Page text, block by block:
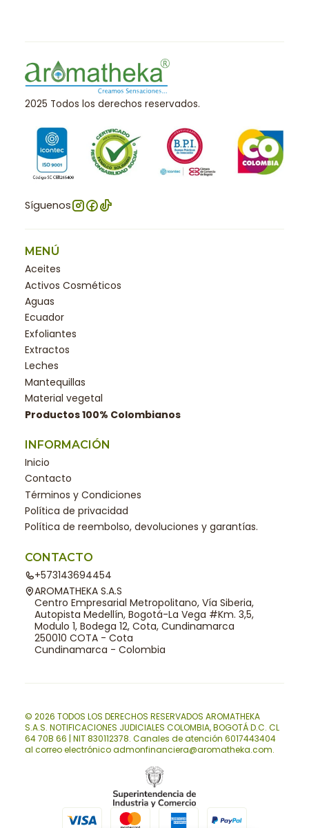
2025 Todos los derechos reservados.
Síguenos
MENÚ
Aceites
Activos Cosméticos
Aguas
Ecuador
Exfoliantes
Extractos
Leches
Mantequillas
Material vegetal
Productos 100% Colombianos
INFORMACIÓN
Inicio
Contacto
Términos y Condiciones
Política de privacidad
Política de reembolso, devoluciones y garantías.
CONTACTO
+573143694454
AROMATHEKA S.A.S
Centro Empresarial Metropolitano, Vía Siberia,
Autopista Medellín, Bogotá-La Vega #Km. 3,5,
Modulo 1, Bodega 12, Cota, Cundinamarca
250010 COTA - Cota
Cundinamarca - Colombia
© 2026 TODOS LOS DERECHOS RESERVADOS AROMATHEKA
S.A.S. NOTIFICACIONES JUDICIALES COLOMBIA, BOGOTÁ D.C. CL
64 70B 66 | NIT 830112378. Canales de atención 6017443404
al correo electrónico admonfinanciera@aromatheka.com.